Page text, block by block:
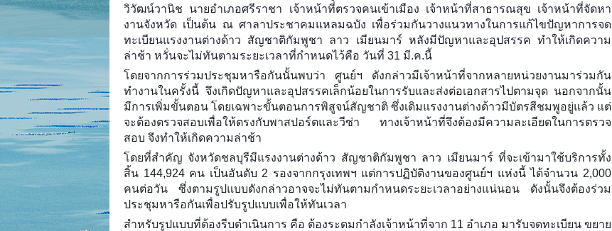
วิวัฒน์วานิช นายอำเภอศรีราชา เจ้าหน้าที่ตรวจคนเข้าเมือง เจ้าหน้าที่สาธารณสุข เจ้าหน้าที่จัดหา
งานจังหวัด เป็นต้น ณ ศาลาประชาคมแหลมฉบัง เพื่อร่วมกันวางแนวทางในการแก้ไขปัญหาการจด
ทะเบียนแรงงานต่างด้าว สัญชาติกัมพูชา ลาว เมียนมาร์ หลังมีปัญหาและอุปสรรค ทำให้เกิดความ
ล่าช้า หวั่นจะไม่ทันตามระยะเวลาที่กำหนดไว้คือ วันที่ 31 มี.ค.นี้
โดยจากการร่วมประชุมหารือกันนั้นพบว่า ศูนย์ฯ ดังกล่าวมีเจ้าหน้าที่จากหลายหน่วยงานมาร่วมกัน
ทำงานในครั้งนี้ จึงเกิดปัญหาและอุปสรรคเล็กน้อยในการรับและส่งต่อเอกสารไปตามจุด นอกจากนั้น
มีการเพิ่มขั้นตอน โดยเฉพาะขั้นตอนการพิสูจน์สัญชาติ ซึ่งเดิมแรงงานต่างด้าวมีบัตรสีชมพูอยู่แล้ว แต่
จะต้องตรวจสอบเพื่อให้ตรงกับพาสปอร์ตและวีซ่า ทางเจ้าหน้าที่จึงต้องมีความละเอียดในการตรวจ
สอบ จึงทำให้เกิดความล่าช้า
โดยที่สำคัญ จังหวัดชลบุรีมีแรงงานต่างด้าว สัญชาติกัมพูชา ลาว เมียนมาร์ ที่จะเข้ามาใช้บริการทั้ง
สิ้น 144,924 คน เป็นอันดับ 2 รองจากกรุงเทพฯ แต่การปฏิบัติงานของศูนย์ฯ แห่งนี้ ได้จำนวน 2,000
คนต่อวัน ซึ่งตามรูปแบบดังกล่าวอาจจะไม่ทันตามกำหนดระยะเวลาอย่างแน่นอน ดังนั้นจึงต้องร่วม
ประชุมหารือกันเพื่อปรับรูปแบบเพื่อให้ทันเวลา
สำหรับรูปแบบที่ต้องรีบดำเนินการ คือ ต้องระดมกำลังเจ้าหน้าที่จาก 11 อำเภอ มารับจดทะเบียน ขยาย